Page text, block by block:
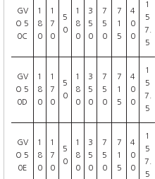
GV
O 5
0C
1
8
0
1
7
0
5
0
1
8
0
3
5
0
7
5
0
7
1
5
4
0
0
1
5
7.
5
GV
O 5
0D
1
8
0
1
7
0
5
0
1
8
0
3
5
0
7
5
0
7
1
5
4
0
0
1
5
7.
5
GV
O 5
0E
1
8
0
1
7
0
5
0
1
8
0
3
5
0
7
5
0
7
1
5
4
0
0
1
5
7.
5